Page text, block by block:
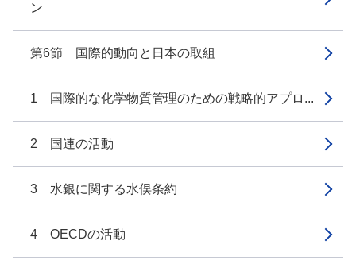
ン
第6節 国際的動向と日本の取組
1 国際的な化学物質管理のための戦略的アプロ...
2 国連の活動
3 水銀に関する水俣条約
4 OECDの活動